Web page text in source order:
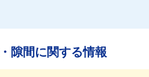
隙間に関する情報